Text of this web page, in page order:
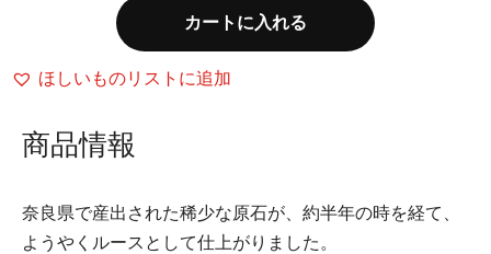
カートに入れる
ほしいものリストに追加
商品情報
奈良県で産出された稀少な原石が、約半年の時を経て、
ようやくルースとして仕上がりました。